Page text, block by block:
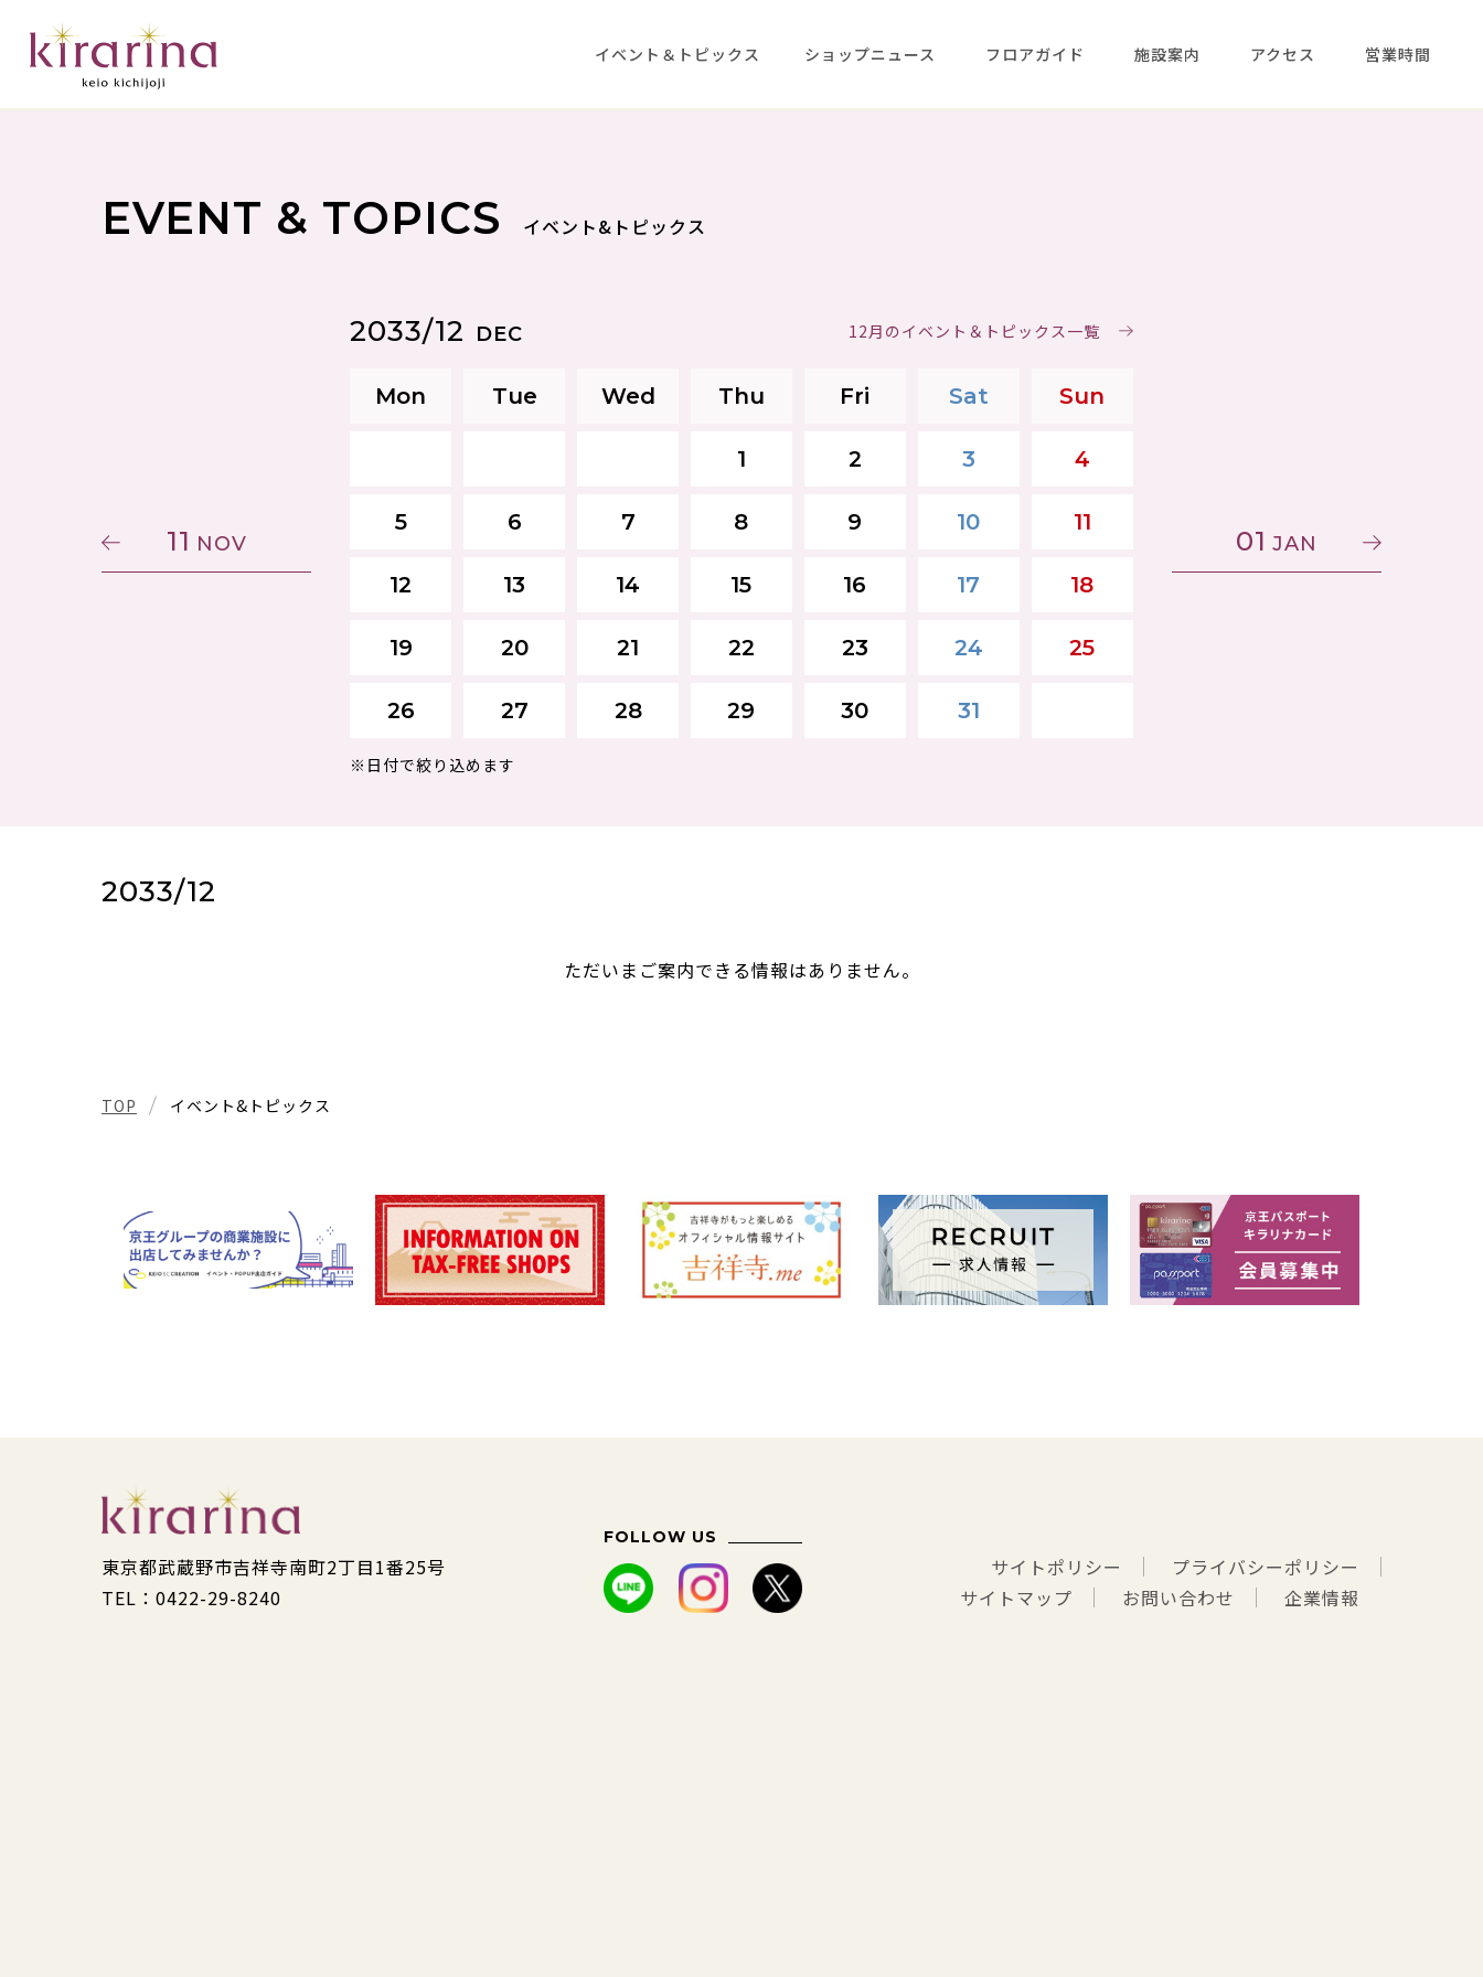
イベント＆トピックス ショップニュース フロアガイド 施設案内 アクセス 営業時間
EVENT & TOPICS イベント&トピックス
11 NOV
2033/12 DEC 12月のイベント＆トピックス一覧
Mon Tue Wed Thu Fri Sat Sun
1 2 3 4
5 6 7 8 9 10 11
12 13 14 15 16 17 18
19 20 21 22 23 24 25
26 27 28 29 30 31
※日付で絞り込めます
01 JAN
2033/12
ただいまご案内できる情報はありません。
TOP イベント&トピックス
東京都武蔵野市吉祥寺南町2丁目1番25号
TEL：0422-29-8240
FOLLOW US
サイトポリシー
プライバシーポリシー
サイトマップ
お問い合わせ 企業情報